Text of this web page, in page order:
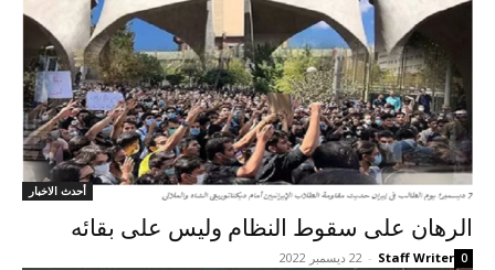
أحدث الاخبار
الرهان على سقوط النظام وليس على بقائه
Staff Writer
- 22 ديسمبر 2022 0